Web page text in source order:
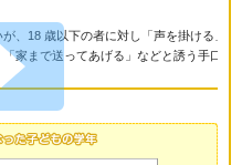
が、18 歳以下の者に対し「声を掛ける」
「家まで送ってあげる」などと誘う手口の